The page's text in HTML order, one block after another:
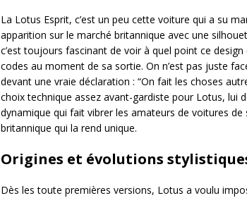
La Lotus Esprit, c’est un peu cette voiture qui a su
apparition sur le marché britannique avec une
c’est toujours fascinant de voir à quel point ce
codes au moment de sa sortie. On n’est pas juste
devant une vraie déclaration : “On fait les choses
choix technique assez avant-gardiste pour Lotus,
dynamique qui fait vibrer les amateurs de voitures
britannique qui la rend unique.
Origines et évolutions
Dès les toute premières versions, Lotus a voulu